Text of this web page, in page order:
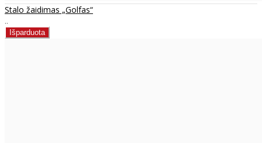
Stalo žaidimas „Golfas“
..